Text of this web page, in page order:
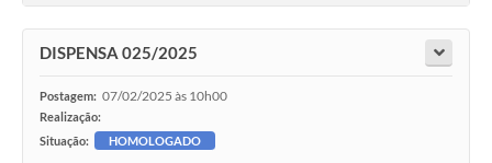
DISPENSA 025/2025
Postagem: 07/02/2025 às 10h00
Realização:
Situação:
HOMOLOGADO